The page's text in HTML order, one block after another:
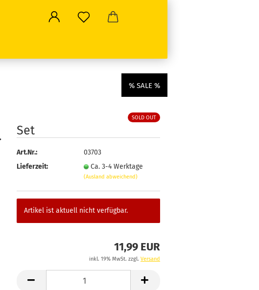
% SALE %
SOLD OUT
Set
Art.Nr.:
03703
Lieferzeit:
Ca. 3-4 Werktage
(Ausland abweichend)
Artikel ist aktuell nicht verfügbar.
11,99 EUR
inkl. 19% MwSt. zzgl. Versand